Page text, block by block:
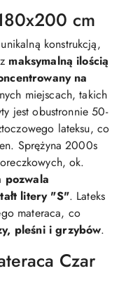
cm
konstrukcją,
maksymalną ilością
na
miejscach, takich
jest obustronnie 50-
lateksu, co
Sprężyna 2000s
ok.
pozwala
litery "S". Lateks
materaca, co
pleśni i grzybów.
Czar